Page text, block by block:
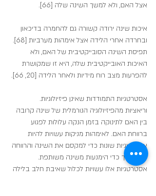
אצל האם, ולא למשך השינה שלה [66].
איכות שינה ירודה קשורה גם להחמרה בדיכאון
ובחרדה אחרי הלידה אצל אימהות מערביות [68].
תפיסת השינה הסובייקטיבית של האם, ולא
האיכות האובייקטיבית שלה, היא זו שמקושרת
להפרעות מצב רוח מידיות ולאחר הלידה [20, 66].
אסטרטגיות התמודדות שאינן פיזיולוגיות.
וריאציות מהפיזיולוגיה הנורמלית של שינה קרובה
בין האם לתינוקה בזמן הנקה עלולות לפגוע
ברווחת האם. לאימהות מניקות עשויות להיות
אסטרטגיות שונות כדי למקסם את השינה והרווחה
שלהן תוך כדי הימנעות משינה משותפת.
אסטרטגיות אלו עשויות לכלול שאיבת חלב בלילה